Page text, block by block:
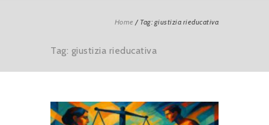
Home / Tag: giustizia rieducativa
Tag: giustizia rieducativa